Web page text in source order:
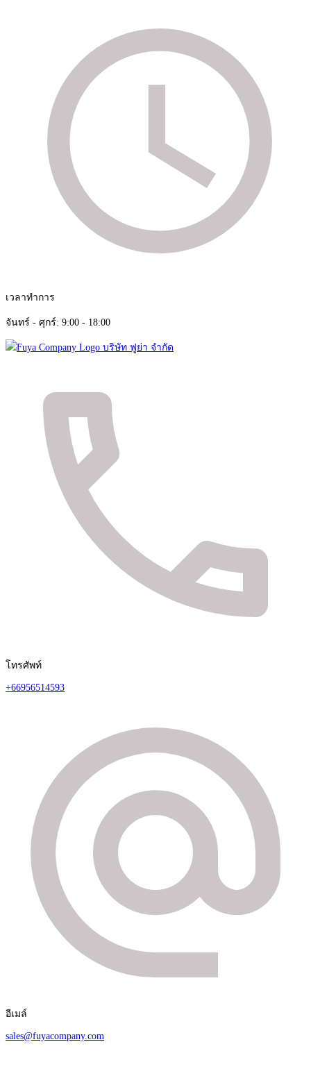
เวลาทำการ
จันทร์ - ศุกร์: 9:00 - 18:00
สไตล์ของคุณ
โทรศัพท์
+66956514593
อีเมล์
sales@fuyacompany.com